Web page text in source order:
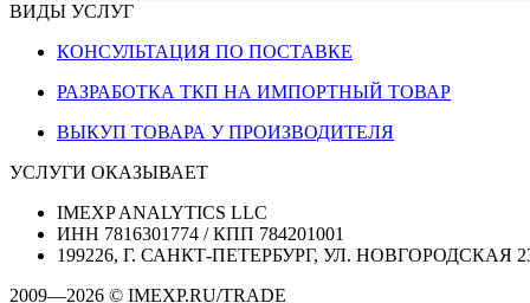
ВИДЫ УСЛУГ
КОНСУЛЬТАЦИЯ ПО ПОСТАВКЕ
РАЗРАБОТКА ТКП НА ИМПОРТНЫЙ ТОВАР
ВЫКУП ТОВАРА У ПРОИЗВОДИТЕЛЯ
УСЛУГИ ОКАЗЫВАЕТ
IMEXP ANALYTICS LLC
ИНН 7816301774 / КПП 784201001
199226, Г. САНКТ-ПЕТЕРБУРГ, УЛ. НОВГОРОДСКАЯ
2009—2026 © IMEXP.RU/TRADE